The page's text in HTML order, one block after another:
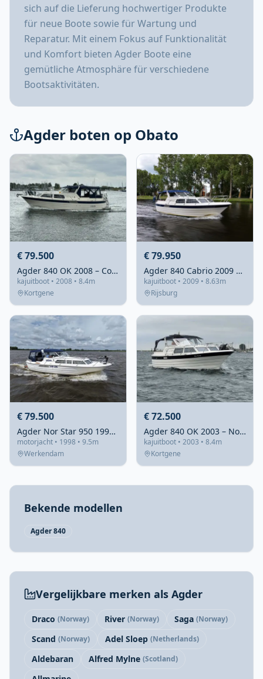
sich auf die Lieferung hochwertiger Produkte
für neue Boote sowie für Wartung und
Reparatur. Mit einem Fokus auf Funktionalität
und Komfort bieten Agder Boote eine
gemütliche Atmosphäre für verschiedene
Bootsaktivitäten.
Agder boten op Obato
€ 79.500
Agder 840 OK 2008 – Compleet én recent groot onderhoud
kajuitboot • 2008 • 8.4m
Kortgene
€ 79.950
Agder 840 Cabrio 2009 – Noorse spitsgatter met teakdek
kajuitboot • 2009 • 8.63m
Rijsburg
€ 79.500
Agder Nor Star 950 1998 – Zeewaardig met achterkajuit
motorjacht • 1998 • 9.5m
Werkendam
€ 72.500
Agder 840 OK 2003 – Noorse kruiser met lage doorvaart
kajuitboot • 2003 • 8.4m
Kortgene
Bekende modellen
Agder 840
Vergelijkbare merken als Agder
Draco (Norway) River (Norway) Saga (Norway)
Scand (Norway) Adel Sloep (Netherlands)
Aldebaran Alfred Mylne (Scotland)